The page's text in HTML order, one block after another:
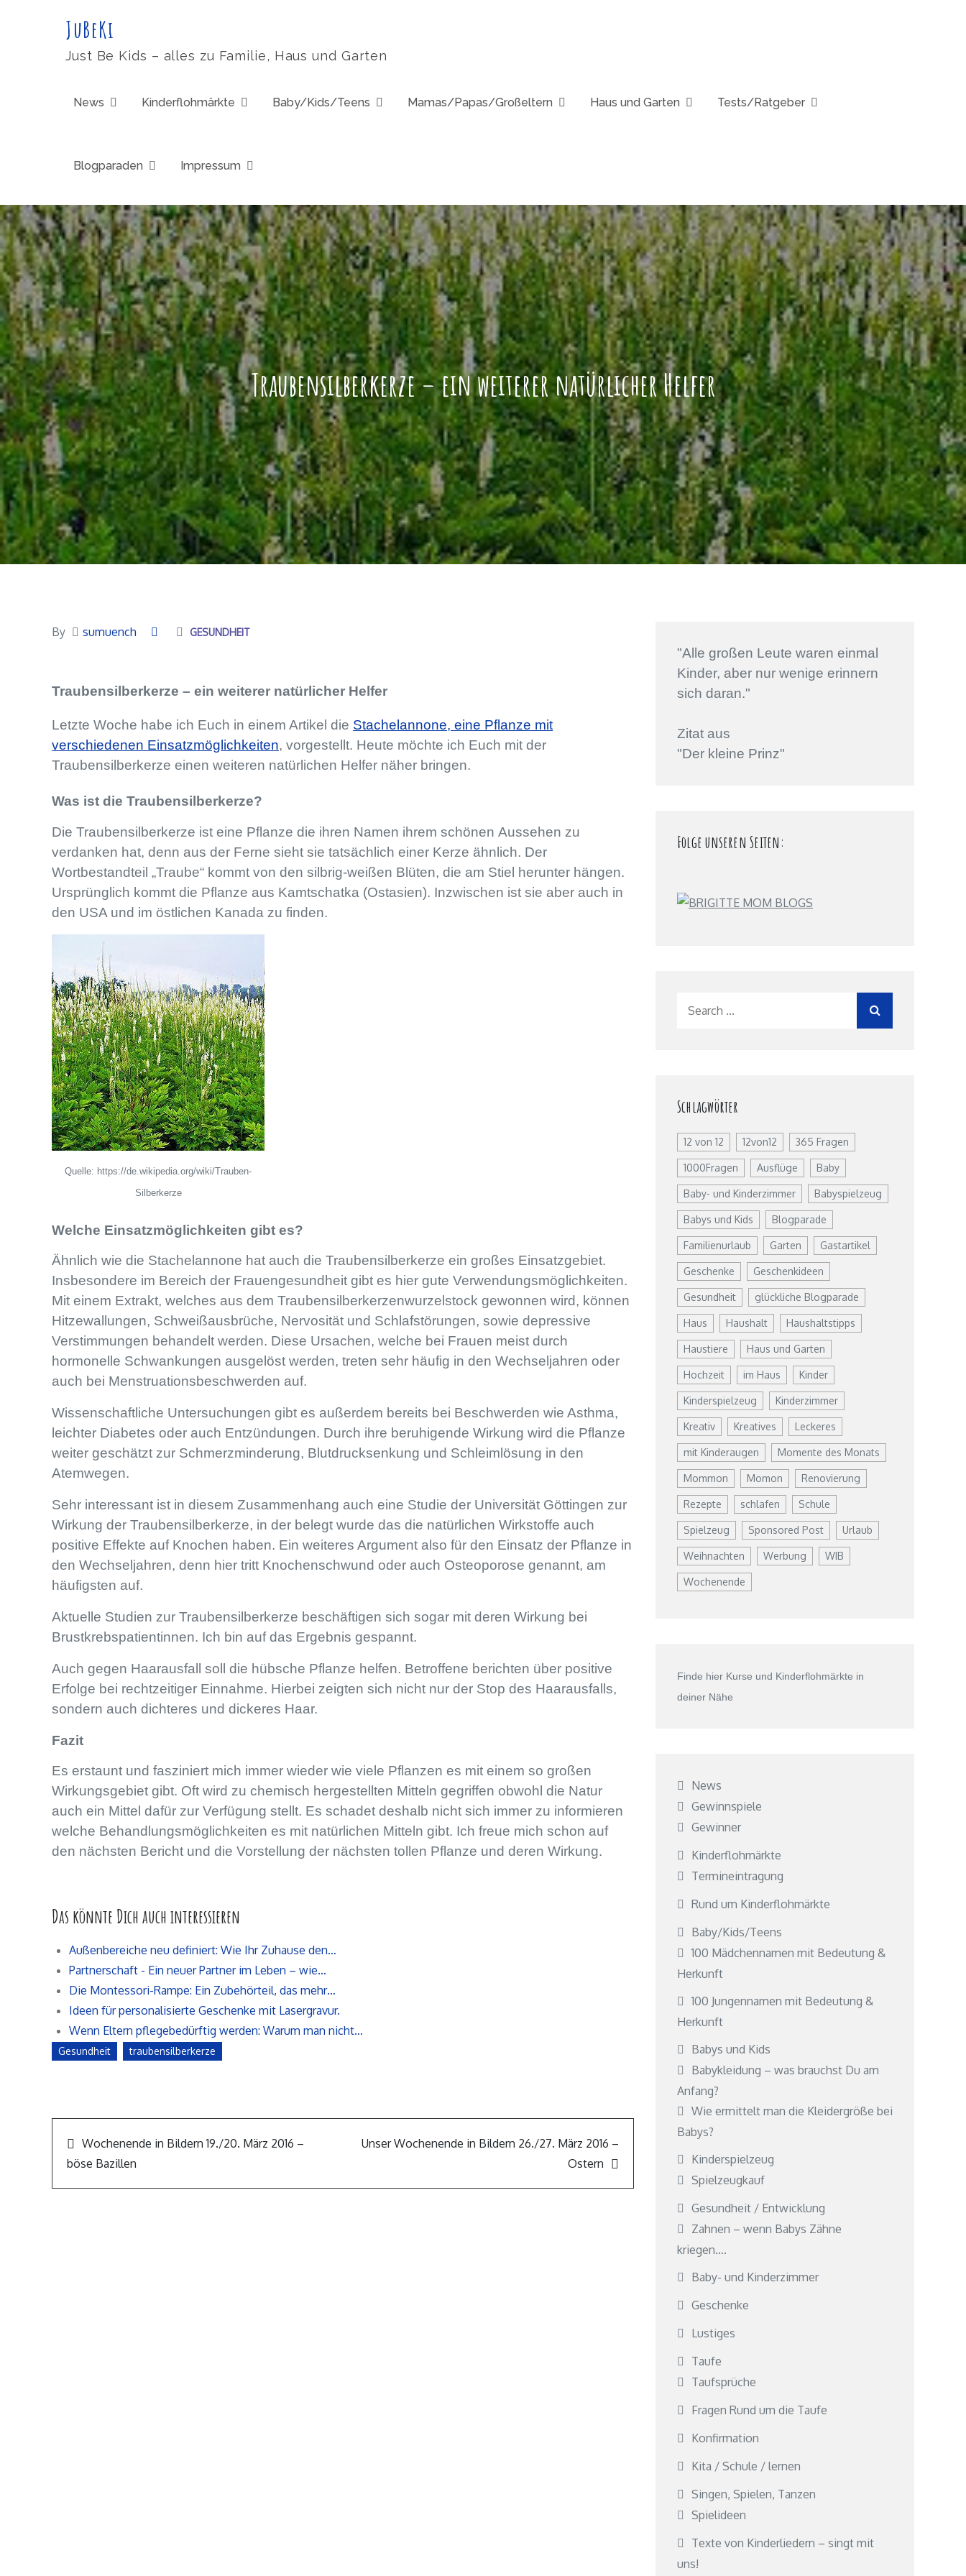
JuBeKi
Just Be Kids – alles zu Familie, Haus und Garten
News Kinderflohmärkte Baby/Kids/Teens Mamas/Papas/Großeltern Haus und Garten Tests/Ratgeber
Blogparaden Impressum
Traubensilberkerze – ein weiterer natürlicher Helfer
By sumuench GESUNDHEIT
Traubensilberkerze – ein weiterer natürlicher Helfer
Letzte Woche habe ich Euch in einem Artikel die Stachelannone, eine Pflanze mit
verschiedenen Einsatzmöglichkeiten, vorgestellt. Heute möchte ich Euch mit der
Traubensilberkerze einen weiteren natürlichen Helfer näher bringen.
Was ist die Traubensilberkerze?
Die Traubensilberkerze ist eine Pflanze die ihren Namen ihrem schönen Aussehen zu
verdanken hat, denn aus der Ferne sieht sie tatsächlich einer Kerze ähnlich. Der
Wortbestandteil „Traube“ kommt von den silbrig-weißen Blüten, die am Stiel herunter hängen.
Ursprünglich kommt die Pflanze aus Kamtschatka (Ostasien). Inzwischen ist sie aber auch in
den USA und im östlichen Kanada zu finden.
Quelle: https://de.wikipedia.org/wiki/Trauben-
Silberkerze
Welche Einsatzmöglichkeiten gibt es?
Ähnlich wie die Stachelannone hat auch die Traubensilberkerze ein großes Einsatzgebiet.
Insbesondere im Bereich der Frauengesundheit gibt es hier gute Verwendungsmöglichkeiten.
Mit einem Extrakt, welches aus dem Traubensilberkerzenwurzelstock gewonnen wird, können
Hitzewallungen, Schweißausbrüche, Nervosität und Schlafstörungen, sowie depressive
Verstimmungen behandelt werden. Diese Ursachen, welche bei Frauen meist durch
hormonelle Schwankungen ausgelöst werden, treten sehr häufig in den Wechseljahren oder
auch bei Menstruationsbeschwerden auf.
Wissenschaftliche Untersuchungen gibt es außerdem bereits bei Beschwerden wie Asthma,
leichter Diabetes oder auch Entzündungen. Durch ihre beruhigende Wirkung wird die Pflanze
weiter geschätzt zur Schmerzminderung, Blutdrucksenkung und Schleimlösung in den
Atemwegen.
Sehr interessant ist in diesem Zusammenhang auch eine Studie der Universität Göttingen zur
Wirkung der Traubensilberkerze, in der belegt wurde das die natürlichen Wirkstoffe auch
positive Effekte auf Knochen haben. Ein weiteres Argument also für den Einsatz der Pflanze in
den Wechseljahren, denn hier tritt Knochenschwund oder auch Osteoporose genannt, am
häufigsten auf.
Aktuelle Studien zur Traubensilberkerze beschäftigen sich sogar mit deren Wirkung bei
Brustkrebspatientinnen. Ich bin auf das Ergebnis gespannt.
Auch gegen Haarausfall soll die hübsche Pflanze helfen. Betroffene berichten über positive
Erfolge bei rechtzeitiger Einnahme. Hierbei zeigten sich nicht nur der Stop des Haarausfalls,
sondern auch dichteres und dickeres Haar.
Fazit
Es erstaunt und fasziniert mich immer wieder wie viele Pflanzen es mit einem so großen
Wirkungsgebiet gibt. Oft wird zu chemisch hergestellten Mitteln gegriffen obwohl die Natur
auch ein Mittel dafür zur Verfügung stellt. Es schadet deshalb nicht sich immer zu informieren
welche Behandlungsmöglichkeiten es mit natürlichen Mitteln gibt. Ich freue mich schon auf
den nächsten Bericht und die Vorstellung der nächsten tollen Pflanze und deren Wirkung.
Das könnte Dich auch interessieren
Außenbereiche neu definiert: Wie Ihr Zuhause den…
Partnerschaft - Ein neuer Partner im Leben – wie…
Die Montessori-Rampe: Ein Zubehörteil, das mehr…
Ideen für personalisierte Geschenke mit Lasergravur.
Wenn Eltern pflegebedürftig werden: Warum man nicht…
Gesundheit traubensilberkerze
Beitragsnavigation
Wochenende in Bildern 19./20. März 2016 –
böse Bazillen
Unser Wochenende in Bildern 26./27. März 2016 –
Ostern
"Alle großen Leute waren einmal
Kinder, aber nur wenige erinnern
sich daran."
Zitat aus
"Der kleine Prinz"
Folge unseren Seiten:
Schlagwörter
12 von 12 12von12 365 Fragen
1000Fragen Ausflüge Baby
Baby- und Kinderzimmer Babyspielzeug
Babys und Kids Blogparade
Familienurlaub Garten Gastartikel
Geschenke Geschenkideen
Gesundheit glückliche Blogparade
Haus Haushalt Haushaltstipps
Haustiere Haus und Garten
Hochzeit im Haus Kinder
Kinderspielzeug Kinderzimmer
Kreativ Kreatives Leckeres
mit Kinderaugen Momente des Monats
Mommon Momon Renovierung
Rezepte schlafen Schule
Spielzeug Sponsored Post Urlaub
Weihnachten Werbung WIB
Wochenende
Finde hier Kurse und Kinderflohmärkte in
deiner Nähe
News
Gewinnspiele
Gewinner
Kinderflohmärkte
Termineintragung
Rund um Kinderflohmärkte
Baby/Kids/Teens
100 Mädchennamen mit Bedeutung &
Herkunft
100 Jungennamen mit Bedeutung &
Herkunft
Babys und Kids
Babykleidung – was brauchst Du am
Anfang?
Wie ermittelt man die Kleidergröße bei
Babys?
Kinderspielzeug
Spielzeugkauf
Gesundheit / Entwicklung
Zahnen – wenn Babys Zähne
kriegen….
Baby- und Kinderzimmer
Geschenke
Lustiges
Taufe
Taufsprüche
Fragen Rund um die Taufe
Konfirmation
Kita / Schule / lernen
Singen, Spielen, Tanzen
Spielideen
Texte von Kinderliedern – singt mit
uns!